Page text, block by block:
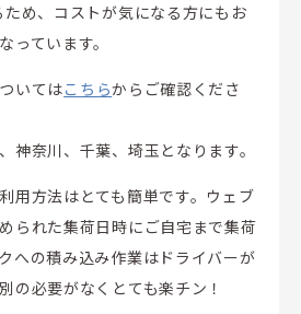
め、コストが気になる方にもお
っています。
いてはこちらからご確認くださ
神奈川、千葉、埼玉となります。
用方法はとても簡単です。ウェブ
られた集荷日時にご自宅まで集荷
への積み込み作業はドライバーが
の必要がなくとても楽チン！